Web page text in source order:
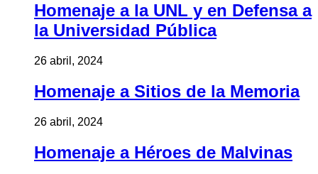
Homenaje a la UNL y en Defensa a
la Universidad Pública
26 abril, 2024
Homenaje a Sitios de la Memoria
26 abril, 2024
Homenaje a Héroes de Malvinas